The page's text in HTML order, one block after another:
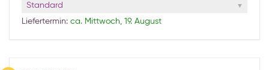
Standard
Liefertermin: ca. Mittwoch, 19. August